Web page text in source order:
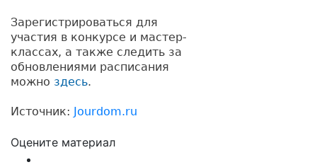
Зарегистрироваться для
участия в конкурсе и мастер-
классах, а также следить за
обновлениями расписания
можно здесь.
Источник: Jourdom.ru
Оцените материал